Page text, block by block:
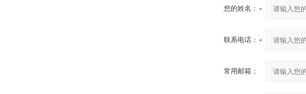
您的姓名：
联系电话：
常用邮箱：